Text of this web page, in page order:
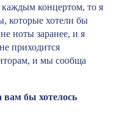
каждым концертом, то я
которые хотели бы
ноты заранее, и я
приходится
и мы сообща
вам бы хотелось